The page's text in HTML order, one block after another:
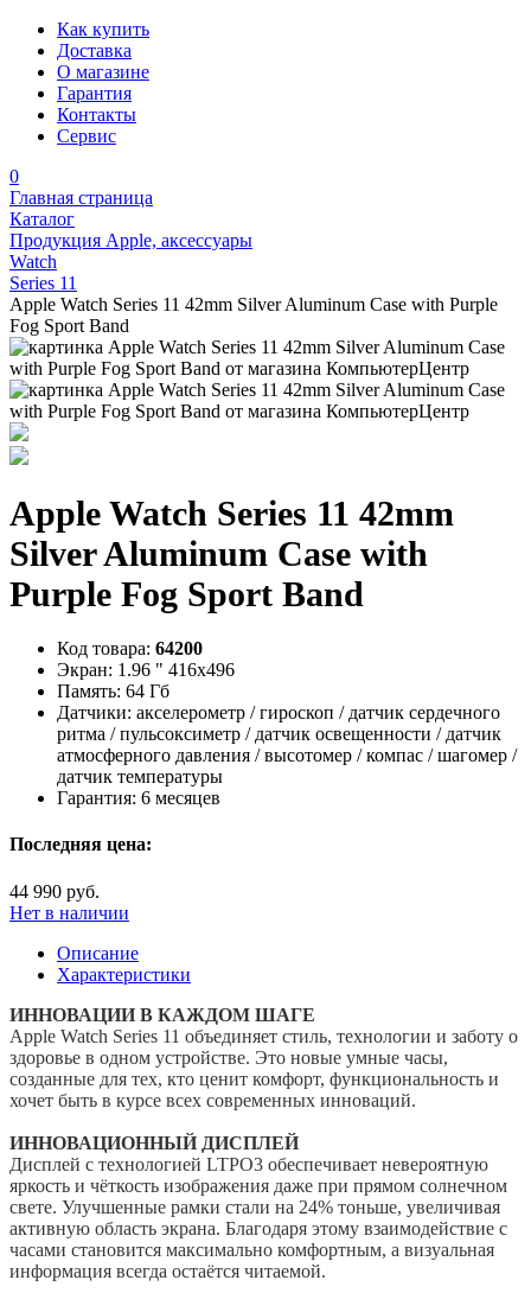
Как купить
Доставка
О магазине
Гарантия
Контакты
Сервис
0
Главная страница
Каталог
Продукция Apple, аксессуары
Watch
Series 11
Apple Watch Series 11 42mm Silver Aluminum Case with Purple
Fog Sport Band
Apple Watch Series 11 42mm
Silver Aluminum Case with
Purple Fog Sport Band
Код товара: 64200
Экран: 1.96 " 416х496
Память: 64 Гб
Датчики: акселерометр / гироскоп / датчик сердечного
ритма / пульсоксиметр / датчик освещенности / датчик
атмосферного давления / высотомер / компас / шагомер /
датчик температуры
Гарантия: 6 месяцев
Последняя цена:
44 990 руб.
Нет в наличии
Описание
Характеристики
ИННОВАЦИИ В КАЖДОМ ШАГЕ
Apple Watch Series 11 объединяет стиль, технологии и заботу о
здоровье в одном устройстве. Это новые умные часы,
созданные для тех, кто ценит комфорт, функциональность и
хочет быть в курсе всех современных инноваций.
ИННОВАЦИОННЫЙ ДИСПЛЕЙ
Дисплей с технологией LTPO3 обеспечивает невероятную
яркость и чёткость изображения даже при прямом солнечном
свете. Улучшенные рамки стали на 24% тоньше, увеличивая
активную область экрана. Благодаря этому взаимодействие с
часами становится максимально комфортным, а визуальная
информация всегда остаётся читаемой.